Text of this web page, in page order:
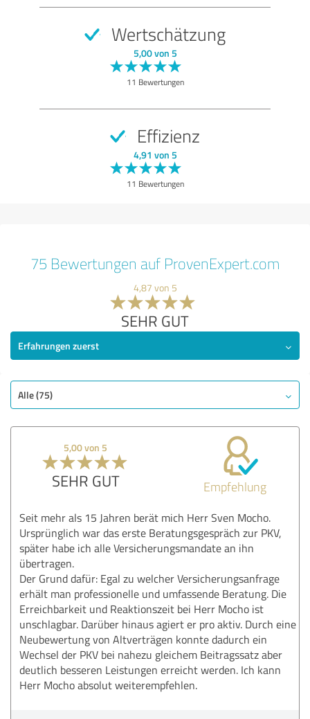
Wertschätzung
5,00 von 5
11 Bewertungen
Effizienz
4,91 von 5
11 Bewertungen
75 Bewertungen auf ProvenExpert.com
4,87 von 5
SEHR GUT
Erfahrungen zuerst
Alle (75)
5,00 von 5
SEHR GUT Empfehlung
Seit mehr als 15 Jahren berät mich Herr Sven Mocho.
Ursprünglich war das erste Beratungsgespräch zur PKV,
später habe ich alle Versicherungsmandate an ihn
übertragen.
Der Grund dafür: Egal zu welcher Versicherungsanfrage
erhält man professionelle und umfassende Beratung. Die
Erreichbarkeit und Reaktionszeit bei Herr Mocho ist
unschlagbar. Darüber hinaus agiert er pro aktiv. Durch eine
Neubewertung von Altverträgen konnte dadurch ein
Wechsel der PKV bei nahezu gleichem Beitragssatz aber
deutlich besseren Leistungen erreicht werden. Ich kann
Herr Mocho absolut weiterempfehlen.